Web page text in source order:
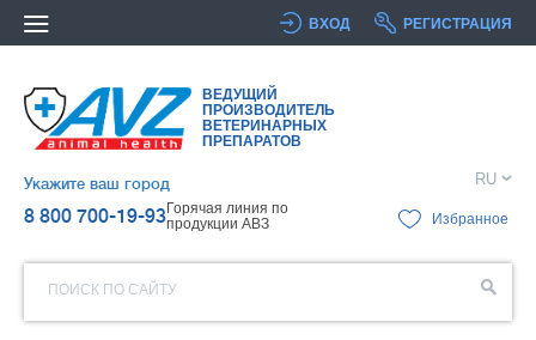
ВХОД РЕГИСТРАЦИЯ
ВЕДУЩИЙ
ПРОИЗВОДИТЕЛЬ
ВЕТЕРИНАРНЫХ
ПРЕПАРАТОВ
Укажите ваш город
8 800 700-19-93Горячая линия по
продукции АВЗ
RU
Избранное
ПОИСК ПО САЙТУ